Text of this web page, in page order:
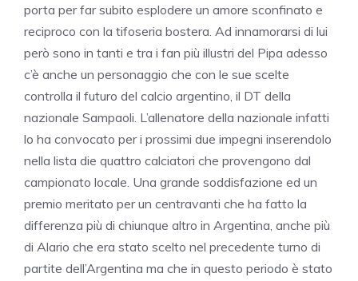
porta per far subito esplodere un amore sconfinato e
reciproco con la tifoseria bostera. Ad innamorarsi di lui
però sono in tanti e tra i fan più illustri del Pipa adesso
c’è anche un personaggio che con le sue scelte
controlla il futuro del calcio argentino, il DT della
nazionale Sampaoli. L’allenatore della nazionale infatti
lo ha convocato per i prossimi due impegni inserendolo
nella lista die quattro calciatori che provengono dal
campionato locale. Una grande soddisfazione ed un
premio meritato per un centravanti che ha fatto la
differenza più di chiunque altro in Argentina, anche più
di Alario che era stato scelto nel precedente turno di
partite dell’Argentina ma che in questo periodo è stato